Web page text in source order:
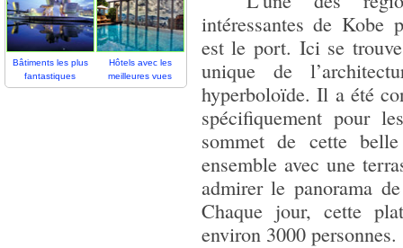
Bâtiments les plus
fantastiques
Hôtels avec les
meilleures vues
intéressantes de Kobe
est le port. Ici se
unique de
hyperboloïde. Il a été
spécifiquement pour
sommet de cette
ensemble avec une
admirer le panorama
Chaque jour, cette
environ 3000 personnes.